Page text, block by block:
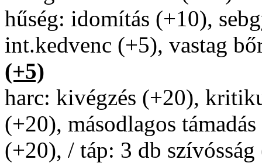
hűség: idomítás (+10),
int.kedvenc (+5), vastag
(+5)
harc: kivégzés (+20),
(+20), másodlagos
(+20), / táp: 3 db